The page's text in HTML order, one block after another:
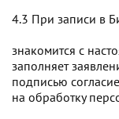
4.3 При записи в
знакомится с
заполняет
подписью
на обработку